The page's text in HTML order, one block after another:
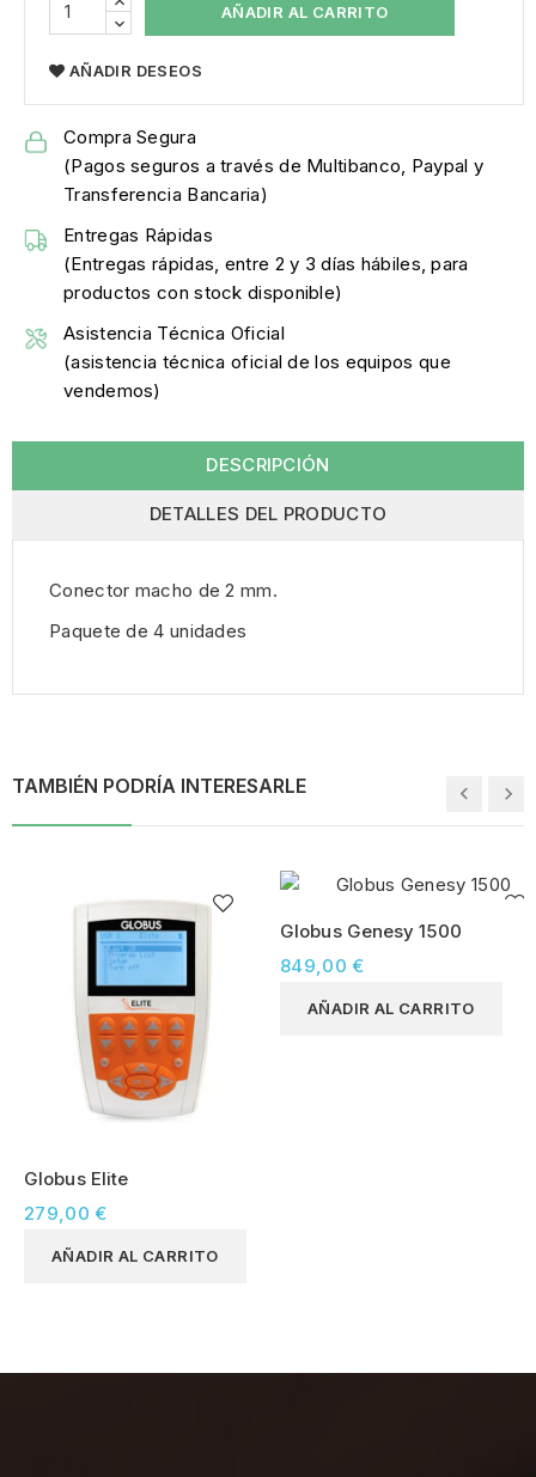
AÑADIR AL CARRITO
AÑADIR DESEOS
Compra Segura
(Pagos seguros a través de Multibanco, Paypal y
Transferencia Bancaria)
Entregas Rápidas
(Entregas rápidas, entre 2 y 3 días hábiles, para
productos con stock disponible)
Asistencia Técnica Oficial
(asistencia técnica oficial de los equipos que
vendemos)
DESCRIPCIÓN
DETALLES DEL PRODUCTO
Conector macho de 2 mm.
Paquete de 4 unidades
TAMBIÉN PODRÍA INTERESARLE
Globus Elite
279,00 €
AÑADIR AL CARRITO
Globus Genesy 1500
849,00 €
AÑADIR AL CARRITO